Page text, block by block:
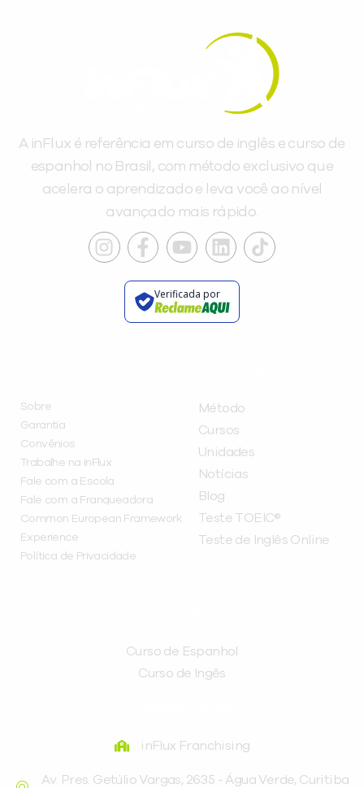
A inFlux é referência em curso de inglês e curso de
espanhol no Brasil, com método exclusivo que
acelera o aprendizado e leva você ao nível
avançado mais rápido.
Verificada por
Sobre
Garantia
Convênios
Trabalhe na inFlux
Fale com a Escola
Fale com a Franqueadora
Common European Framework
Experience
Política de Privacidade
Método
Cursos
Unidades
Notícias
Blog
Teste TOEIC®
Teste de Inglês Online
Curso de Espanhol
Curso de Ingês
inFlux Franchising
Av. Pres. Getúlio Vargas, 2635 - Água Verde, Curitiba